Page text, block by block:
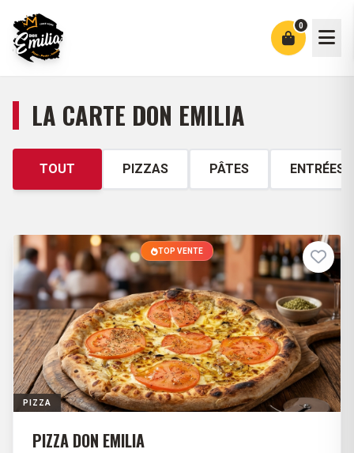
NOM DU PRODUIT
Quantité - 1 +
AJOUTER AU PANIER0,00 €
0
LA CARTE DON EMILIA
TOUT PIZZAS PÂTES ENTRÉES
PIZZA
TOP VENTE
PIZZA DON EMILIA